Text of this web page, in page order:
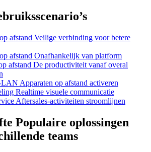
afstand Veilige verbinding voor betere
afstand Onafhankelijk van platform
afstand De productiviteit vanaf overal
LAN Apparaten op afstand activeren
Realtime visuele communicatie
Aftersales-activiteiten stroomlijnen
Populaire oplossingen
teams